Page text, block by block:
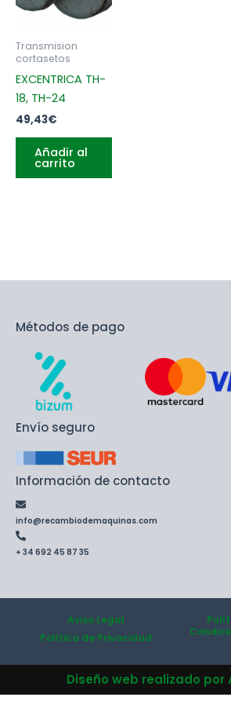
Transmision
cortasetos
EXCENTRICA TH-
18, TH-24
49,43€
Añadir al
carrito
Métodos de pago
Envío seguro
Información de contacto
info@recambiodemaquinas.com
+ 34 692 45 87 35
Aviso Legal
Política de Privacidad
Diseño web realizado por